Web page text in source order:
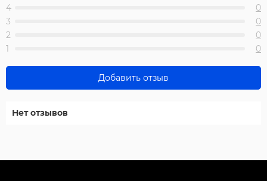
4
0
3
0
2
0
1
0
Добавить отзыв
Нет отзывов